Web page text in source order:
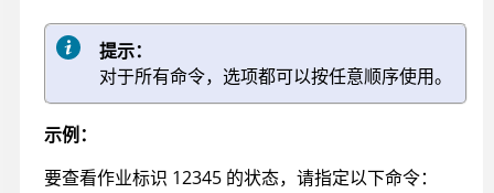
提示：
对于所有命令，选项都可以按任意顺序使用。
示例：
要查看作业标识 12345 的状态，请指定以下命令：